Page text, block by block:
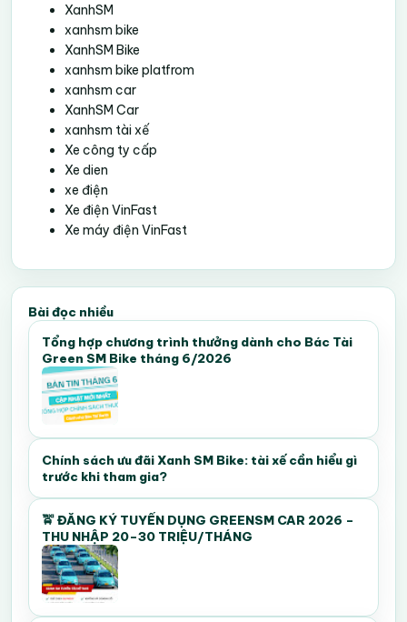
XanhSM
xanhsm bike
XanhSM Bike
xanhsm bike platfrom
xanhsm car
XanhSM Car
xanhsm tài xế
Xe công ty cấp
Xe dien
xe điện
Xe điện VinFast
Xe máy điện VinFast
Bài đọc nhiều
Tổng hợp chương trình thưởng dành cho Bác Tài
Green SM Bike tháng 6/2026
Chính sách ưu đãi Xanh SM Bike: tài xế cần hiểu gì
trước khi tham gia?
🚖 ĐĂNG KÝ TUYỂN DỤNG GREENSM CAR 2026 –
THU NHẬP 20–30 TRIỆU/THÁNG